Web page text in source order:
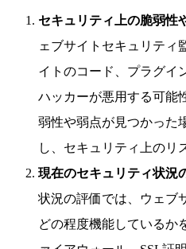
セキュリティ上の脆弱性
ェブサイトセキュリティ
イトのコード、プラグイ
ハッカーが悪用する可能
弱性や弱点が見つかった
し、セキュリティ上のリ
現在のセキュリティ状況
状況の評価では、ウェブ
どの程度機能しているか